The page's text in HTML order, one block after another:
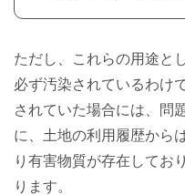
ただし、これらの用途と
必ず汚染されているわけ
されていた場合には、問
に、土地の利用履歴から
り有害物質が存在してお
ります。